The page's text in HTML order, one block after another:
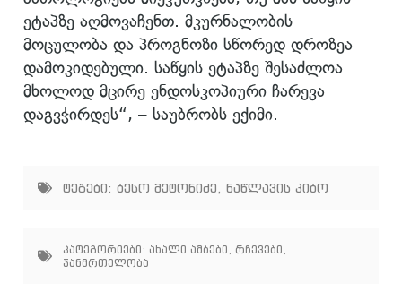
ეტაპზე აღმოვაჩენთ. მკურნალობის
მოცულობა და პროგნოზი სწორედ დროზეა
დამოკიდებული. საწყის ეტაპზე შესაძლოა
მხოლოდ მცირე ენდოსკოპიური ჩარევა
დაგვჭირდეს“, – საუბრობს ექიმი.
ტეგები: ბესო მეტონიძე, ნაწლავის კიბო
კატეგორიები: ახალი ამბები რჩევები
ჯანმრთელობა